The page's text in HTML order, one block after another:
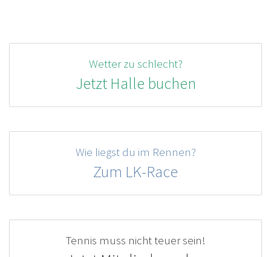
Wetter zu schlecht?
Jetzt Halle buchen
Wie liegst du im Rennen?
Zum LK-Race
Tennis muss nicht teuer sein!